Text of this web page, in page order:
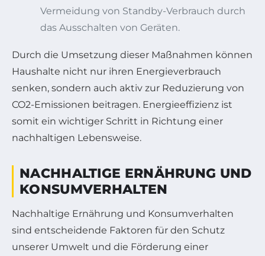
Vermeidung von Standby-Verbrauch durch
das Ausschalten von Geräten.
Durch die Umsetzung dieser Maßnahmen können
Haushalte nicht nur ihren Energieverbrauch
senken, sondern auch aktiv zur Reduzierung von
CO2-Emissionen beitragen. Energieeffizienz ist
somit ein wichtiger Schritt in Richtung einer
nachhaltigen Lebensweise.
NACHHALTIGE ERNÄHRUNG UND
KONSUMVERHALTEN
Nachhaltige Ernährung und Konsumverhalten
sind entscheidende Faktoren für den Schutz
unserer Umwelt und die Förderung einer